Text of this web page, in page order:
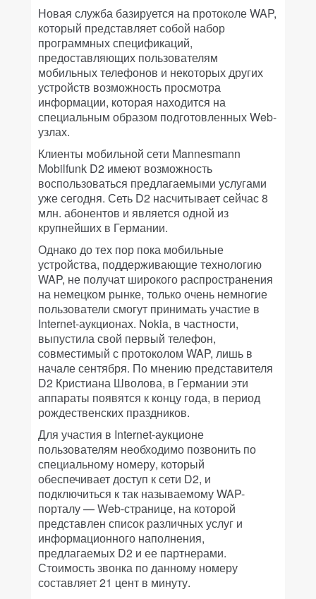
Новая служба базируется на протоколе WAP,
который представляет собой набор
программных спецификаций,
предоставляющих пользователям
мобильных телефонов и некоторых других
устройств возможность просмотра
информации, которая находится на
специальным образом подготовленных Web-
узлах.
Клиенты мобильной сети Mannesmann
Mobilfunk D2 имеют возможность
воспользоваться предлагаемыми услугами
уже сегодня. Сеть D2 насчитывает сейчас 8
млн. абонентов и является одной из
крупнейших в Германии.
Однако до тех пор пока мобильные
устройства, поддерживающие технологию
WAP, не получат широкого распространения
на немецком рынке, только очень немногие
пользователи смогут принимать участие в
Internet-аукционах. Nokia, в частности,
выпустила свой первый телефон,
совместимый с протоколом WAP, лишь в
начале сентября. По мнению представителя
D2 Кристиана Шволова, в Германии эти
аппараты появятся к концу года, в период
рождественских праздников.
Для участия в Internet-аукционе
пользователям необходимо позвонить по
специальному номеру, который
обеспечивает доступ к сети D2, и
подключиться к так называемому WAP-
порталу — Web-странице, на которой
представлен список различных услуг и
информационного наполнения,
предлагаемых D2 и ее партнерами.
Стоимость звонка по данному номеру
составляет 21 цент в минуту.